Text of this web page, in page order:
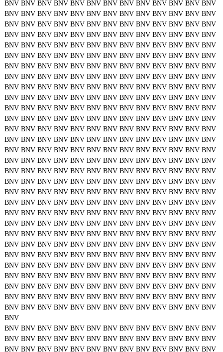
BNV BNV BNV BNV BNV BNV BNV BNV BNV BNV BNV BNV BNV
BNV BNV BNV BNV BNV BNV BNV BNV BNV BNV BNV BNV BNV
BNV BNV BNV BNV BNV BNV BNV BNV BNV BNV BNV BNV BNV
BNV BNV BNV BNV BNV BNV BNV BNV BNV BNV BNV BNV BNV
BNV BNV BNV BNV BNV BNV BNV BNV BNV BNV BNV BNV BNV
BNV BNV BNV BNV BNV BNV BNV BNV BNV BNV BNV BNV BNV
BNV BNV BNV BNV BNV BNV BNV BNV BNV BNV BNV BNV BNV
BNV BNV BNV BNV BNV BNV BNV BNV BNV BNV BNV BNV BNV
BNV BNV BNV BNV BNV BNV BNV BNV BNV BNV BNV BNV BNV
BNV BNV BNV BNV BNV BNV BNV BNV BNV BNV BNV BNV BNV
BNV BNV BNV BNV BNV BNV BNV BNV BNV BNV BNV BNV BNV
BNV BNV BNV BNV BNV BNV BNV BNV BNV BNV BNV BNV BNV
BNV BNV BNV BNV BNV BNV BNV BNV BNV BNV BNV BNV BNV
BNV BNV BNV BNV BNV BNV BNV BNV BNV BNV BNV BNV BNV
BNV BNV BNV BNV BNV BNV BNV BNV BNV BNV BNV BNV BNV
BNV BNV BNV BNV BNV BNV BNV BNV BNV BNV BNV BNV BNV
BNV BNV BNV BNV BNV BNV BNV BNV BNV BNV BNV BNV BNV
BNV BNV BNV BNV BNV BNV BNV BNV BNV BNV BNV BNV BNV
BNV BNV BNV BNV BNV BNV BNV BNV BNV BNV BNV BNV BNV
BNV BNV BNV BNV BNV BNV BNV BNV BNV BNV BNV BNV BNV
BNV BNV BNV BNV BNV BNV BNV BNV BNV BNV BNV BNV BNV
BNV BNV BNV BNV BNV BNV BNV BNV BNV BNV BNV BNV BNV
BNV BNV BNV BNV BNV BNV BNV BNV BNV BNV BNV BNV BNV
BNV BNV BNV BNV BNV BNV BNV BNV BNV BNV BNV BNV BNV
BNV BNV BNV BNV BNV BNV BNV BNV BNV BNV BNV BNV BNV
BNV BNV BNV BNV BNV BNV BNV BNV BNV BNV BNV BNV BNV
BNV BNV BNV BNV BNV BNV BNV BNV BNV BNV BNV BNV BNV
BNV BNV BNV BNV BNV BNV BNV BNV BNV BNV BNV BNV BNV
BNV BNV BNV BNV BNV BNV BNV BNV BNV BNV BNV BNV BNV
BNV BNV BNV BNV BNV BNV BNV BNV BNV BNV BNV BNV BNV
BNV
BNV BNV BNV BNV BNV BNV BNV BNV BNV BNV BNV BNV BNV
BNV BNV BNV BNV BNV BNV BNV BNV BNV BNV BNV BNV BNV
BNV BNV BNV BNV BNV BNV BNV BNV BNV BNV BNV BNV BNV